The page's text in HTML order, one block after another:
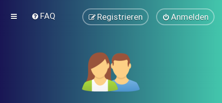
FAQ Anmelden
Registrieren